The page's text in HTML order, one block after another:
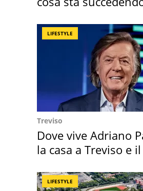
LIFESTYLE
Treviso
Dove vive Adriano
la casa a Treviso e
LIFESTYLE